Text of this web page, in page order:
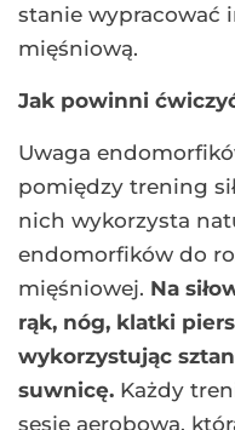
stanie wypracować
mięśniową.
Jak powinni
Uwaga
pomiędzy trening
nich wykorzysta
endomorfików do
mięśniowej. Na
rąk, nóg, klatki
wykorzystując
suwnicę. Każdy
sesję aerobową,